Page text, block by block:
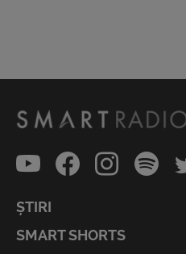
ȘTIRI
SMART SHORTS